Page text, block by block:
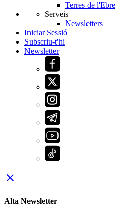
Terres de l'Ebre
Serveis
Newsletters
Iniciar Sessió
Subscriu-t'hi
Newsletter
close
Alta Newsletter